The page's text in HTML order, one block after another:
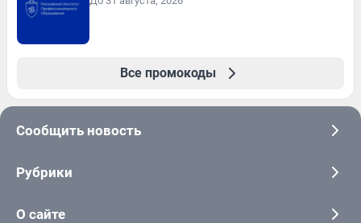
Все промокоды
Сообщить новость
Рубрики
О сайте